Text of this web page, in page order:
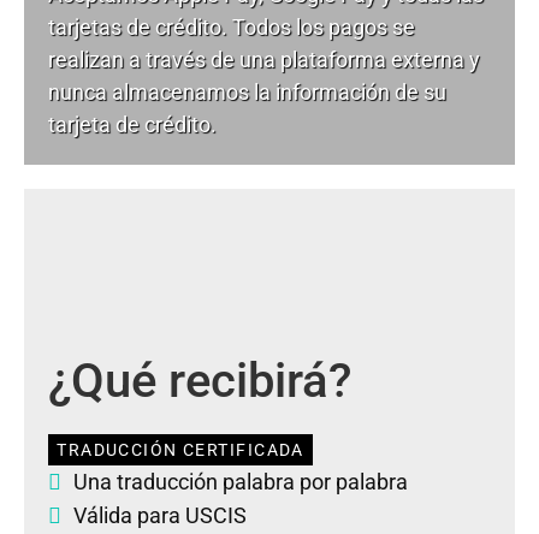
tarjetas de crédito. Todos los pagos se
realizan a través de una plataforma externa y
nunca almacenamos la información de su
tarjeta de crédito.
¿Qué recibirá?
TRADUCCIÓN CERTIFICADA
Una traducción palabra por palabra
Válida para USCIS